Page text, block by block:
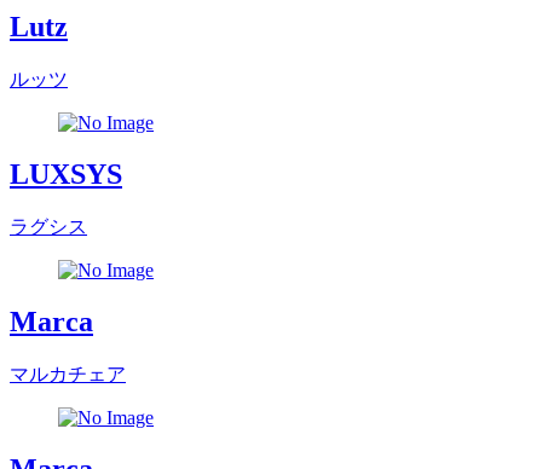
Lutz
ルッツ
LUXSYS
ラグシス
Marca
マルカチェア